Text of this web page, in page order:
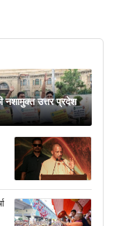
नशामुक्त उत्तर प्रदेश